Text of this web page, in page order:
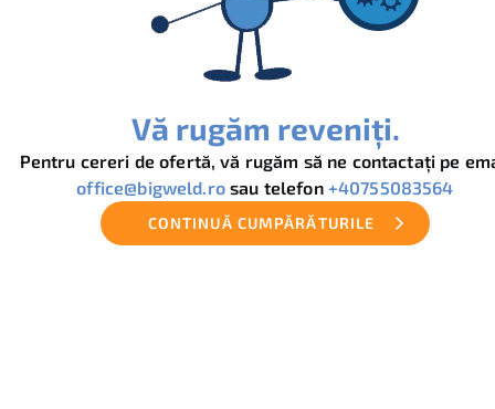
Vă rugăm reveniți.
Pentru cereri de ofertă, vă rugăm să ne contactați pe
office@bigweld.rosau telefon +40755083564
CONTINUĂ CUMPĂRĂTURILE